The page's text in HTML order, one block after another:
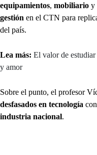
equipamientos, mobiliario y
gestión en el CTN para
del país.
Lea más: El valor de
y amor
Sobre el punto, el profesor
desfasados en tecnología
industria nacional.